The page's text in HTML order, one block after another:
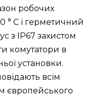
робочих
° C і герметичний
з IP67 захистом
комутатори в
установки.
всім
європейського